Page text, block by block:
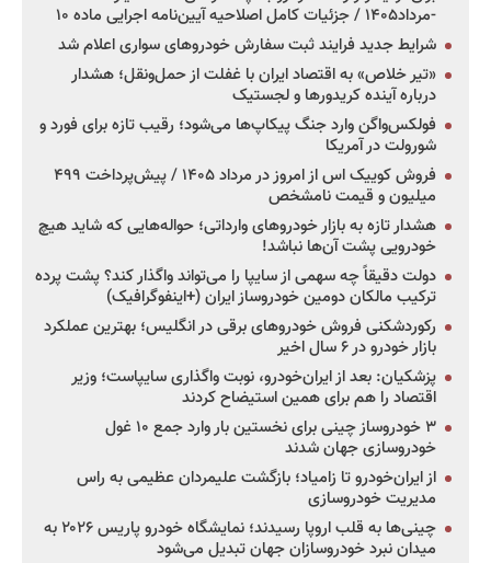
-مرداد۱۴۰۵ / جزئیات کامل اصلاحیه آیین‌نامه اجرایی ماده ۱۰
شرایط جدید فرایند ثبت سفارش خودروهای سواری اعلام شد
«تیر خلاص» به اقتصاد ایران با غفلت از حمل‌ونقل؛ هشدار
درباره آینده کریدورها و لجستیک
فولکس‌واگن وارد جنگ پیکاپ‌ها می‌شود؛ رقیب تازه برای فورد و
شورولت در آمریکا
فروش کوییک اس از امروز در مرداد ۱۴۰۵ / پیش‌پرداخت ۴۹۹
میلیون و قیمت نامشخص
هشدار تازه به بازار خودروهای وارداتی؛ حواله‌هایی که شاید هیچ
خودرویی پشت آن‌ها نباشد!
دولت دقیقاً چه سهمی از سایپا را می‌تواند واگذار کند؟ پشت پرده
ترکیب مالکان دومین خودروساز ایران (+اینفوگرافیک)
رکوردشکنی فروش خودروهای برقی در انگلیس؛ بهترین عملکرد
بازار خودرو در ۶ سال اخیر
پزشکیان: بعد از ایران‌خودرو، نوبت واگذاری سایپاست؛ وزیر
اقتصاد را هم برای همین استیضاح کردند
۳ خودروساز چینی برای نخستین بار وارد جمع ۱۰ غول
خودروسازی جهان شدند
از ایران‌خودرو تا زامیاد؛ بازگشت علیمردان عظیمی به راس
مدیریت خودروسازی
چینی‌ها به قلب اروپا رسیدند؛ نمایشگاه خودرو پاریس ۲۰۲۶ به
میدان نبرد خودروسازان جهان تبدیل می‌شود